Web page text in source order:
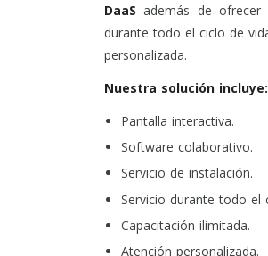
DaaS además de
durante todo el ciclo de
personalizada.
Nuestra solución incluye:
Pantalla interactiva.
Software colaborativo.
Servicio de instalación.
Servicio durante todo el
Capacitación ilimitada.
Atención personalizada.